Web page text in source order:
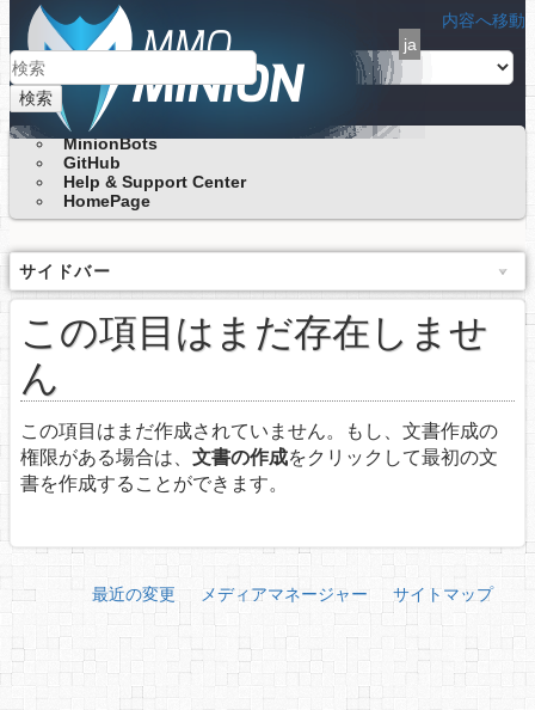
内容へ移動
検索
ja
MinionBots
GitHub
Help & Support Center
HomePage
サイドバー
この項目はまだ存在しませ
ん
この項目はまだ作成されていません。もし、文書作成の
権限がある場合は、 文書の作成をクリックして最初の文
書を作成することができます。
最近の変更 メディアマネージャー サイトマップ